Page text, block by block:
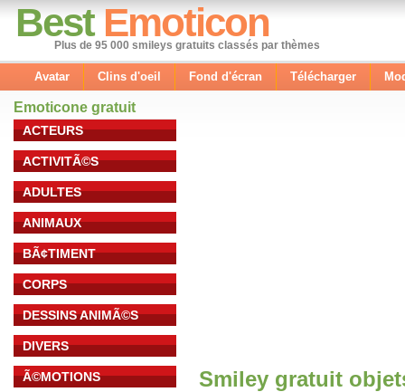
Best Emoticon
Plus de 95 000 smileys gratuits classés par thèmes
Avatar Clins d'oeil Fond d'écran Télécharger
Emoticone gratuit
ACTEURS
ACTIVITÃ©S
ADULTES
ANIMAUX
BÃ¢TIMENT
CORPS
DESSINS ANIMÃ©S
DIVERS
Ã©MOTIONS Smiley gratuit